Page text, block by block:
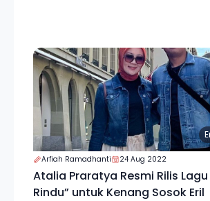
Arfiah Ramadhanti 24 Aug 2022
Atalia Praratya Resmi Rilis
Rindu” untuk Kenang Sosok Eril